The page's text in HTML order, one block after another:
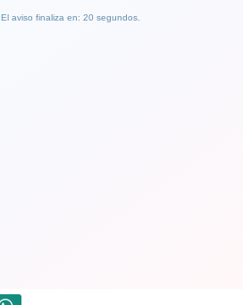
El aviso finaliza en: 19 segundos.